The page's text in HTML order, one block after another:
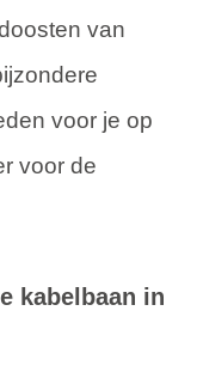
van
voor je op
voor de
kabelbaan in